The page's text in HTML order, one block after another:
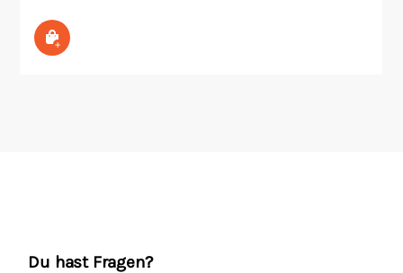
In den Warenkorb
Du hast Fragen?